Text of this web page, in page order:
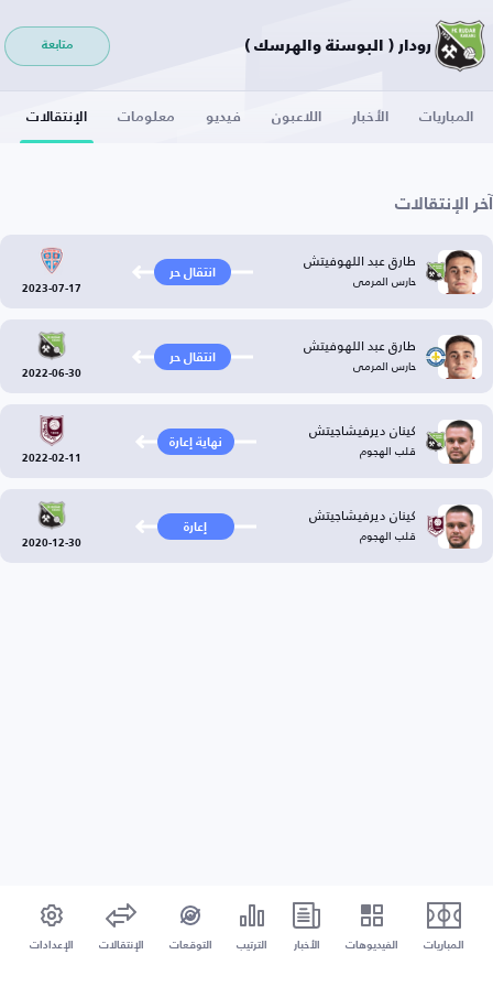
رودار ( البوسنة والهرسك ) متابعة
المباريات الأخبار اللاعبون فيديو معلومات الإنتقالات
آخر الإنتقالات
طارق عبد اللهوفيتش
حارس المرمى انتقال حر
2023-07-17
طارق عبد اللهوفيتش
حارس المرمى انتقال حر
2022-06-30
كينان ديرفيشاجيتش
قلب الهجوم نهاية إعارة
2022-02-11
كينان ديرفيشاجيتش
قلب الهجوم إعارة
2020-12-30
المباريات الفيديوهات الأخبار الترتيب التوقعات الإنتقالات الإعدادات